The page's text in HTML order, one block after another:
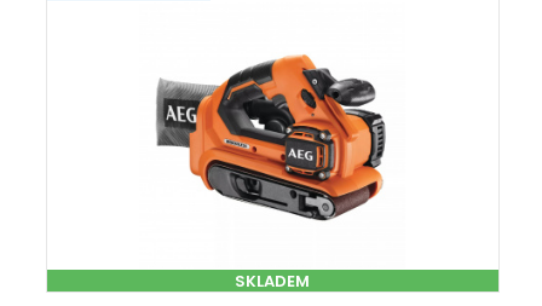
SKLADEM